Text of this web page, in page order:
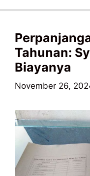
Tahunan:
Biayanya
November 26,